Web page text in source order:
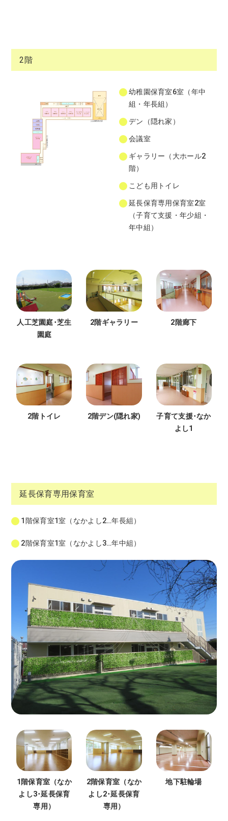
2階
幼稚園保育室6室（年中
組・年長組）
デン（隠れ家）
会議室
ギャラリー（大ホール2
階）
こども用トイレ
延長保育専用保育室2室
（子育て支援・年少組・
年中組）
人工芝園庭･芝生
園庭
2階ギャラリー 2階廊下
2階トイレ 2階デン(隠れ家)
子育て支援･なか
よし1
延長保育専用保育室
1階保育室1室（なかよし2…年長組）
2階保育室1室（なかよし3…年中組）
1階保育室（なか
よし3･延長保育
専用）
2階保育室（なか
よし2･延長保育
専用）
地下駐輪場